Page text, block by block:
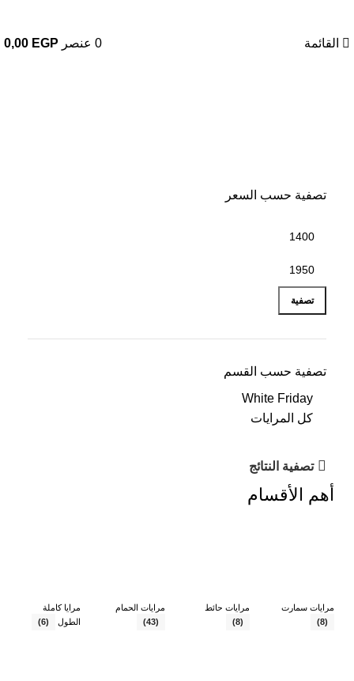
القائمة 0 عنصر 0,00 EGP
تصفية حسب السعر
تصفية
تصفية حسب القسم
White Friday
كل المرايات
تصفية النتائج
أهم الأقسام
مرايات سمارت
(8)
مرايات حائط
(8)
مرايات الحمام
(43)
مرايا كاملة
الطول
(6)